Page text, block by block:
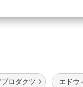
店舗情報・店舗一覧
ロダクツ エドウ